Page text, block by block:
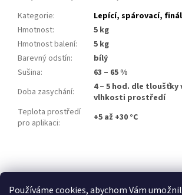
Používáme cookies, abychom Vám
Kategorie:
Lepící, spárovací,
Hmotnost:
5 kg
Hmotnost balení:
5 kg
Barevný odstín:
bílý
Sušina:
63 – 65 %
Doba zasychání:
4 – 5 hod. dle
vlhkosti prostředí
Teplota prostředí
pro aplikaci: +5 až +30 °C
á